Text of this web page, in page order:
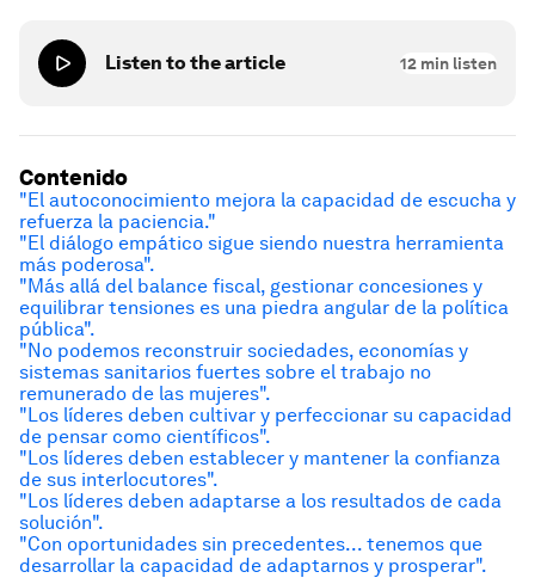
Listen to the article 12 min listen
Contenido
"El autoconocimiento mejora la capacidad de escucha y
refuerza la paciencia."
"El diálogo empático sigue siendo nuestra herramienta
más poderosa".
"Más allá del balance fiscal, gestionar concesiones y
equilibrar tensiones es una piedra angular de la política
pública".
"No podemos reconstruir sociedades, economías y
sistemas sanitarios fuertes sobre el trabajo no
remunerado de las mujeres".
"Los líderes deben cultivar y perfeccionar su capacidad
de pensar como científicos".
"Los líderes deben establecer y mantener la confianza
de sus interlocutores".
"Los líderes deben adaptarse a los resultados de cada
solución".
"Con oportunidades sin precedentes... tenemos que
desarrollar la capacidad de adaptarnos y prosperar".